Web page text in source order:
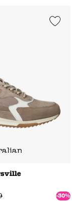
Add to Wishlist
-30%